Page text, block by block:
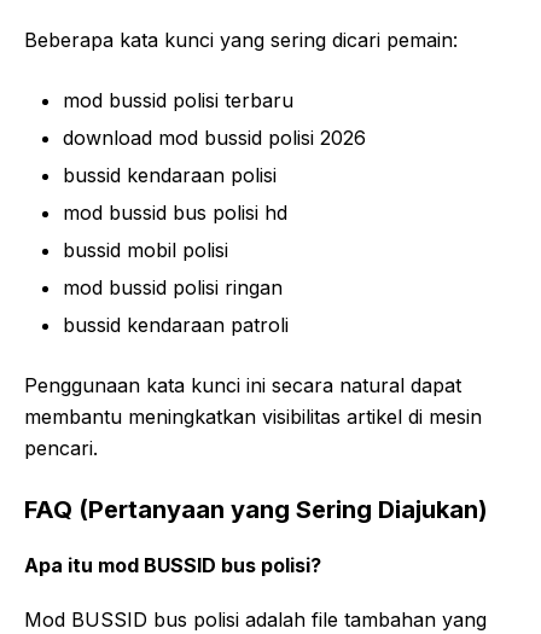
Beberapa kata kunci yang sering dicari pemain:
mod bussid polisi terbaru
download mod bussid polisi 2026
bussid kendaraan polisi
mod bussid bus polisi hd
bussid mobil polisi
mod bussid polisi ringan
bussid kendaraan patroli
Penggunaan kata kunci ini secara natural dapat
membantu meningkatkan visibilitas artikel di mesin
pencari.
FAQ (Pertanyaan yang Sering Diajukan)
Apa itu mod BUSSID bus polisi?
Mod BUSSID bus polisi adalah file tambahan yang